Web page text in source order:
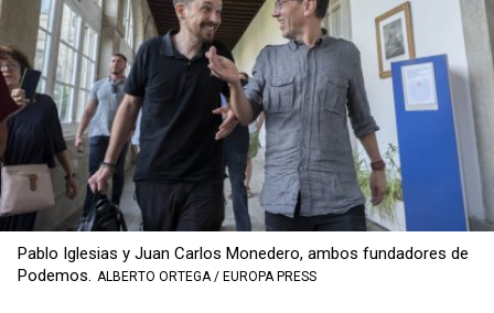
Pablo Iglesias y Juan Carlos Monedero, ambos fundadores de
Podemos. ALBERTO ORTEGA / EUROPA PRESS